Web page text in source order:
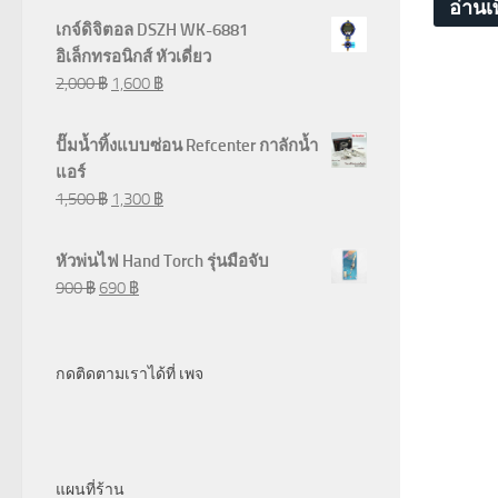
อ่าน
เกจ์ดิจิตอล DSZH WK-6881
อิเล็กทรอนิกส์ หัวเดี่ยว
2,000฿ 1,600 ฿
ปั๊มน้ำทิ้งแบบซ่อน Refcenter กาลักน้ำ
แอร์
1,500฿ 1,300 ฿
หัวพ่นไฟ Hand Torch รุ่นมือจับ
900฿ 690 ฿
กดติดตามเราได้ที่ เพจ
แผนที่ร้าน